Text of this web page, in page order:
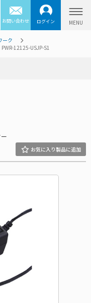
お問い合わせ ログイン
ーク
PWR-12125-USJP-S1